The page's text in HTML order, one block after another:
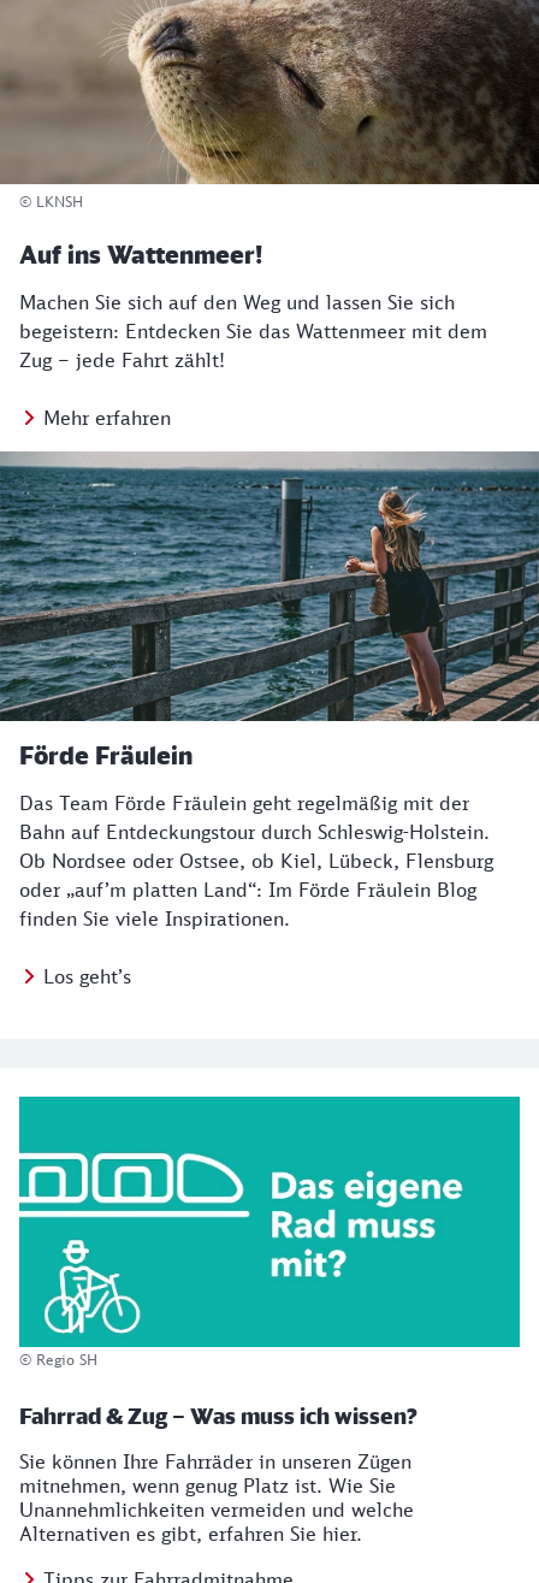
© LKNSH
Auf ins Wattenmeer!
Machen Sie sich auf den Weg und lassen Sie sich
begeistern: Entdecken Sie das Wattenmeer mit dem
Zug – jede Fahrt zählt!
Mehr erfahren
Förde Fräulein
Das Team Förde Fräulein geht regelmäßig mit der
Bahn auf Entdeckungstour durch Schleswig-Holstein.
Ob Nordsee oder Ostsee, ob Kiel, Lübeck, Flensburg
oder „auf’m platten Land“: Im Förde Fräulein Blog
finden Sie viele Inspirationen.
Los geht’s
© Regio SH
Fahrrad & Zug – Was muss ich wissen?
Sie können Ihre Fahrräder in unseren Zügen
mitnehmen, wenn genug Platz ist. Wie Sie
Unannehmlichkeiten vermeiden und welche
Alternativen es gibt, erfahren Sie hier.